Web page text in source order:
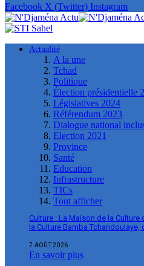
Facebook X (Twitter) Instagram
Actualité
A la une
Tchad
Politique
Élection présidentielle
Législatives 2024
Référendum 2023
Dialogue national
Election 2021
Province
Santé
Education
Infrastructure
TICs
Tout afficher
Culture : La Maison de la
la Culture Bamba
7 AOÛT 2026
En savoir plus